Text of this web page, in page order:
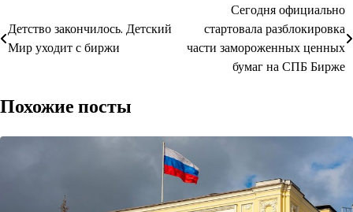
по
Детство закончилось. Детский
Мир уходит с биржи
Сегодня официально
стартовала разблокировка
части замороженных ценных
бумаг на СПБ Бирже
Похожие посты